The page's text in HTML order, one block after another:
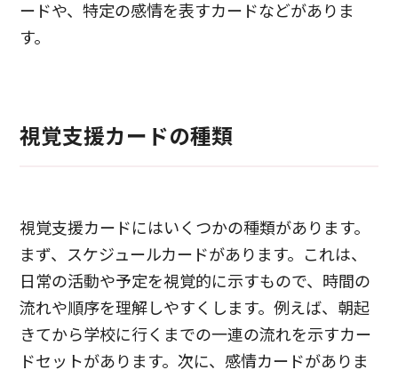
ードや、特定の感情を表すカードなどがありま
す。
視覚支援カードの種類
視覚支援カードにはいくつかの種類があります。
まず、スケジュールカードがあります。これは、
日常の活動や予定を視覚的に示すもので、時間の
流れや順序を理解しやすくします。例えば、朝起
きてから学校に行くまでの一連の流れを示すカー
ドセットがあります。次に、感情カードがありま